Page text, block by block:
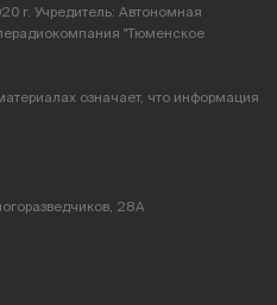
г. Учредитель: Автономная
"Тюменское
означает, что информация
28А